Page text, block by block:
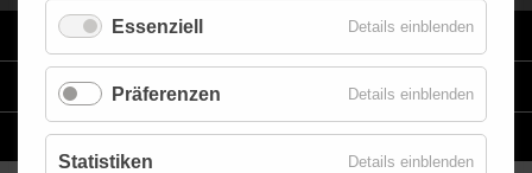
VARIO
STAHLFLEX-LEITUNGSKITS FÜR MOTORRÄDER
EINZELLEITUNGENNACH MASS
Essenziell Details einblenden
Präferenzen Details einblenden
Statistiken Details einblenden